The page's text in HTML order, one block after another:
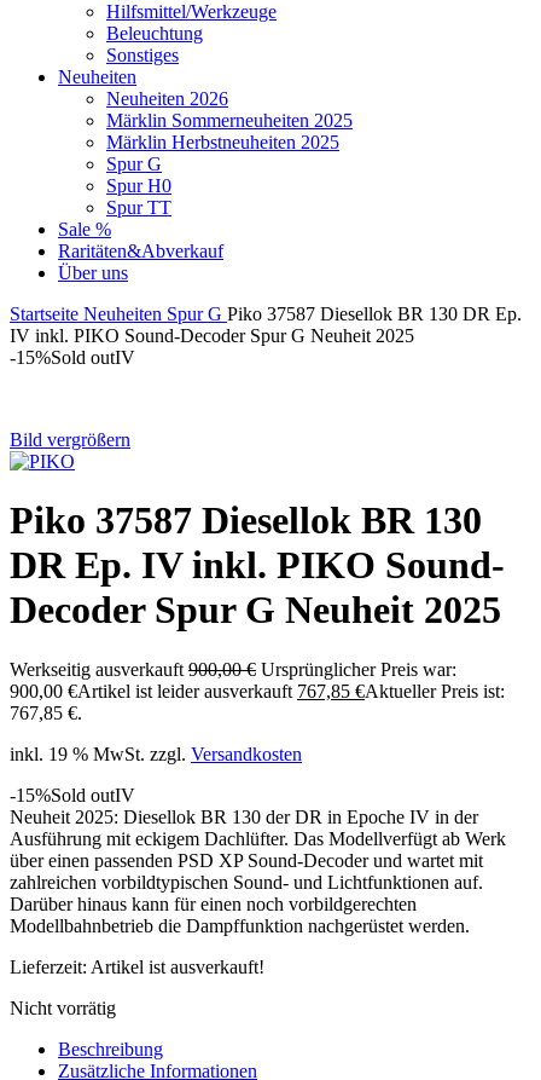
Hilfsmittel/Werkzeuge
Beleuchtung
Sonstiges
Neuheiten
Neuheiten 2026
Märklin Sommerneuheiten 2025
Märklin Herbstneuheiten 2025
Spur G
Spur H0
Spur TT
Sale %
Raritäten&Abverkauf
Über uns
Startseite Neuheiten Spur G Piko 37587 Diesellok BR 130 DR Ep.
IV inkl. PIKO Sound-Decoder Spur G Neuheit 2025
-15%Sold outIV
Bild vergrößern
Piko 37587 Diesellok BR 130
DR Ep. IV inkl. PIKO Sound-
Decoder Spur G Neuheit 2025
Werkseitig ausverkauft 900,00€ Ursprünglicher Preis war:
900,00 €Artikel ist leider ausverkauft 767,85 €Aktueller Preis ist:
767,85 €.
inkl. 19 % MwSt. zzgl. Versandkosten
-15%Sold outIV
Neuheit 2025: Diesellok BR 130 der DR in Epoche IV in der
Ausführung mit eckigem Dachlüfter. Das Modellverfügt ab Werk
über einen passenden PSD XP Sound-Decoder und wartet mit
zahlreichen vorbildtypischen Sound- und Lichtfunktionen auf.
Darüber hinaus kann für einen noch vorbildgerechten
Modellbahnbetrieb die Dampffunktion nachgerüstet werden.
Lieferzeit: Artikel ist ausverkauft!
Nicht vorrätig
Beschreibung
Zusätzliche Informationen